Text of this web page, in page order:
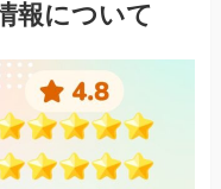
報について